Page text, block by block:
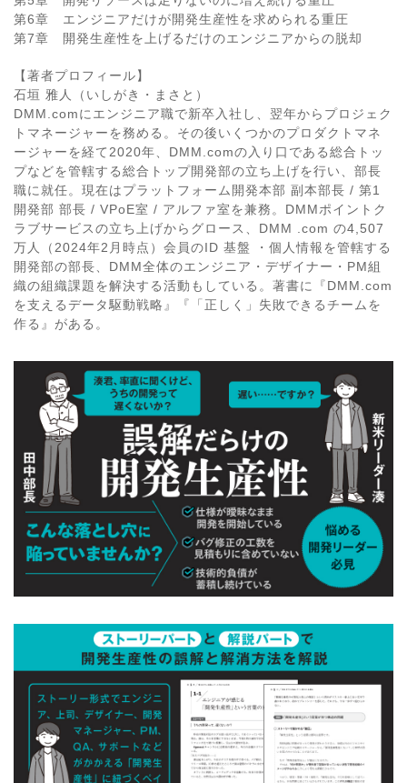
第6章 エンジニアだけが開発生産性を求められる重圧
第7章 開発生産性を上げるだけのエンジニアからの脱却
【著者プロフィール】
石垣 雅人（いしがき・まさと）
DMM.comにエンジニア職で新卒入社し、翌年からプロジェク
トマネージャーを務める。その後いくつかのプロダクトマネ
ージャーを経て2020年、DMM.comの入り口である総合トッ
プなどを管轄する総合トップ開発部の立ち上げを行い、部長
職に就任。現在はプラットフォーム開発本部 副本部長 / 第1
開発部 部長 / VPoE室 / アルファ室を兼務。DMMポイントク
ラブサービスの立ち上げからグロース、DMM .com の4,507
万人（2024年2月時点）会員のID 基盤 ・個人情報を管轄する
開発部の部長、DMM全体のエンジニア・デザイナー・PM組
織の組織課題を解決する活動もしている。著書に『DMM.com
を支えるデータ駆動戦略』『「正しく」失敗できるチームを
作る』がある。